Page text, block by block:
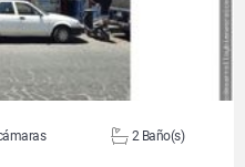
2 Baño(s)